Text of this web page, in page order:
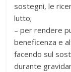
sostegni, le
lutto;
– per rendere
beneficenza e
facendo sul
durante